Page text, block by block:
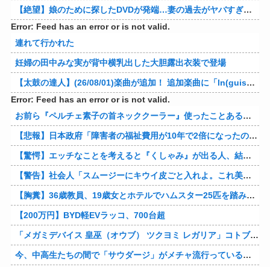
【絶望】娘のために探したDVDが発端…妻の過去がヤバすぎてメンタル崩壊ｗｗｗｗ 他
Error: Feed has an error or is not valid.
連れて行かれた
妊婦の田中みな実が背中横乳出した大胆露出衣装で登場
【太鼓の達人】(26/08/01)楽曲が追加！ 追加楽曲に「ln(guis・tics) / Sephid」「Remnath / ぺのれり」の2曲が登場！！
Error: Feed has an error or is not valid.
お前ら『ペルチェ素子の首ネッククーラー』使ったことあるか？
【悲報】日本政府「障害者の福祉費用が10年で2倍になったので抑制します」
【驚愕】エッチなことを考えると『くしゃみ』が出る人、結構いると判明
【警告】社会人「スムージーにキウイ皮ごと入れよ。これ美容にいいんだよね〜」→ 結果…
【胸糞】36歳教員、19歳女とホテルでハムスター25匹を踏み潰すなどして逮捕
【200万円】BYD軽EVラッコ、700台超
「メガミデバイス 皇巫（オウブ） ツクヨミ レガリア」コトブキヤデビュー…
今、中高生たちの間で「サウダージ」がメチャ流行っているらしい